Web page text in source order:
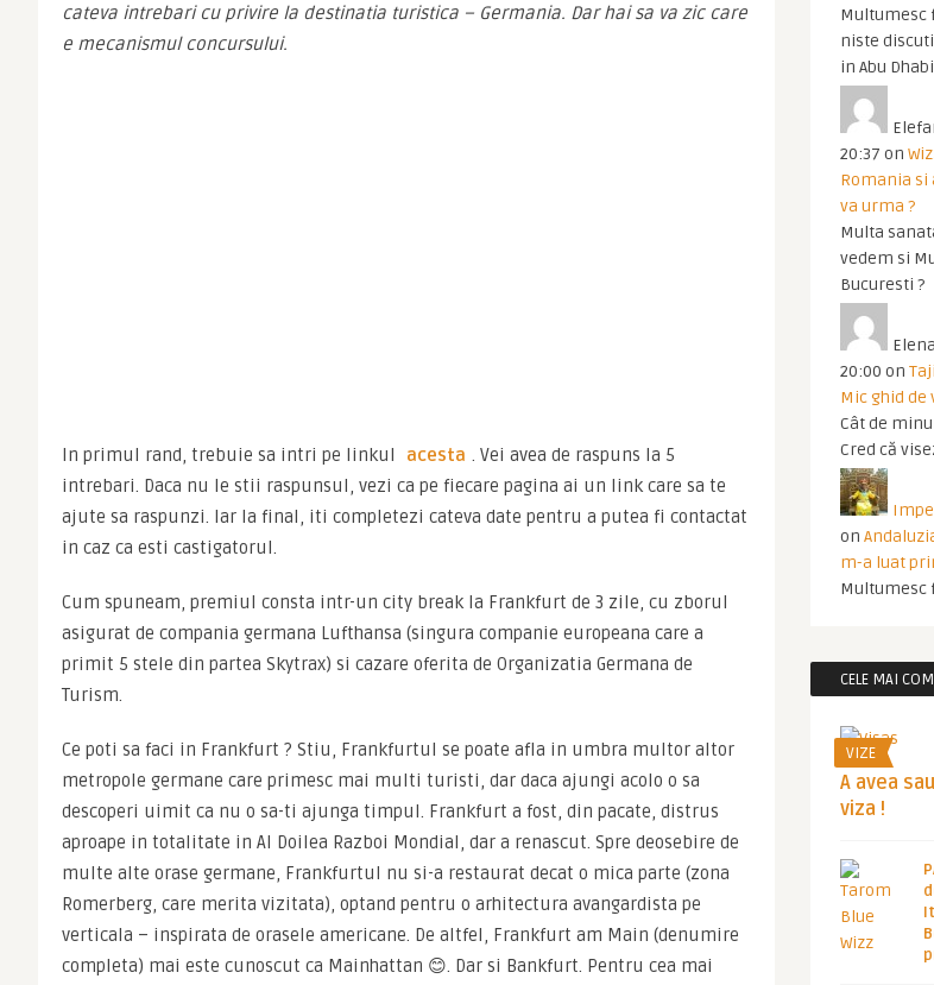
cateva intrebari cu privire la destinatia turistica – Germania. Dar hai sa va zic care
e mecanismul concursului.
In primul rand, trebuie sa intri pe linkul acesta . Vei avea de raspuns la 5
intrebari. Daca nu le stii raspunsul, vezi ca pe fiecare pagina ai un link care sa te
ajute sa raspunzi. Iar la final, iti completezi cateva date pentru a putea fi contactat
in caz ca esti castigatorul.
Cum spuneam, premiul consta intr-un city break la Frankfurt de 3 zile, cu zborul
asigurat de compania germana Lufthansa (singura companie europeana care a
primit 5 stele din partea Skytrax) si cazare oferita de Organizatia Germana de
Turism.
Ce poti sa faci in Frankfurt ? Stiu, Frankfurtul se poate afla in umbra multor altor
metropole germane care primesc mai multi turisti, dar daca ajungi acolo o sa
descoperi uimit ca nu o sa-ti ajunga timpul. Frankfurt a fost, din pacate, distrus
aproape in totalitate in Al Doilea Razboi Mondial, dar a renascut. Spre deosebire de
multe alte orase germane, Frankfurtul nu si-a restaurat decat o mica parte (zona
Romerberg, care merita vizitata), optand pentru o arhitectura avangardista pe
verticala – inspirata de orasele americane. De altfel, Frankfurt am Main (denumire
completa) mai este cunoscut ca Mainhattan 😊. Dar si Bankfurt. Pentru cea mai
Multumesc
niste
in Abu
20:37 on
Romania si
va urma ?
Multa
vedem si
Bucuresti ?
20:00 on
Mic ghid de
Cât de
Cred că
on
m-a luat
Multumesc
CELE MAI
VIZE
A avea
viza !